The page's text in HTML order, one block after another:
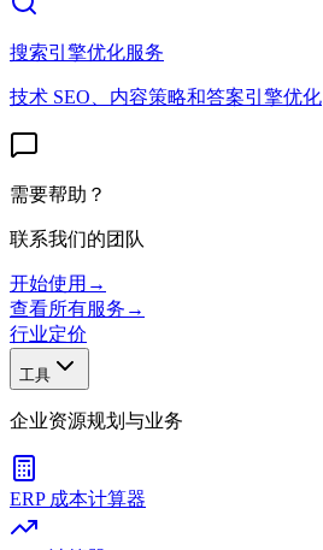
搜索引擎优化服务
技术 SEO、内容策略和答案引擎优化
需要帮助？
联系我们的团队
开始使用 →
查看所有服务 →
行业定价
工具
企业资源规划与业务
ERP 成本计算器